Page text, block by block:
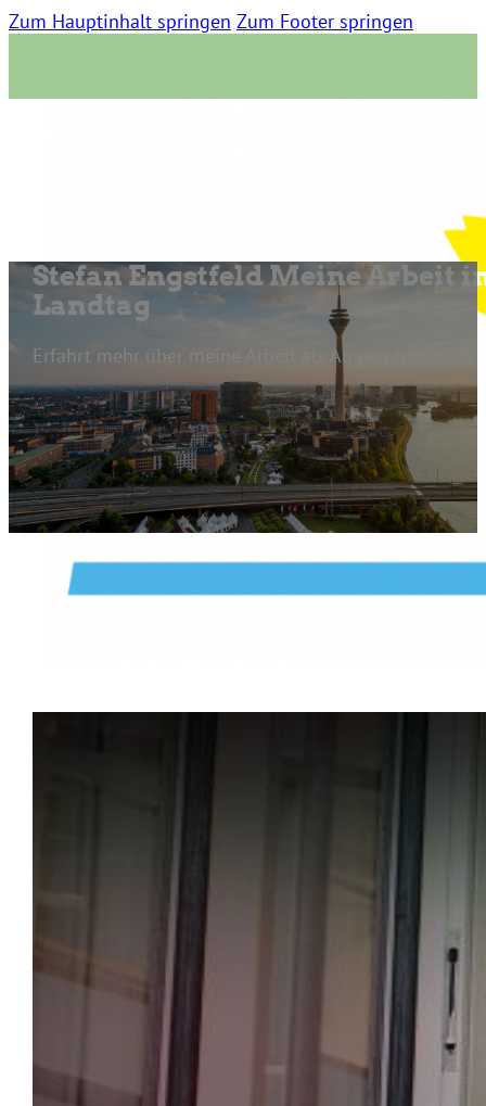
Zum Hauptinhalt springen Zum Footer springen
Stefan Engstfeld Meine Arbeit
Landtag
Erfahrt mehr über meine Arbeit als Abgeordneter im